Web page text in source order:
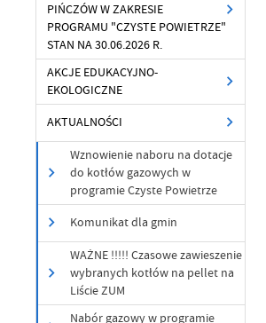
PIŃCZÓW W ZAKRESIE
PROGRAMU "CZYSTE POWIETRZE"
STAN NA 30.06.2026 R.
AKCJE EDUKACYJNO-
EKOLOGICZNE
AKTUALNOŚCI
Wznowienie naboru na dotacje
do kotłów gazowych w
programie Czyste Powietrze
Komunikat dla gmin
WAŻNE !!!!! Czasowe zawieszenie
wybranych kotłów na pellet na
Liście ZUM
Nabór gazowy w programie